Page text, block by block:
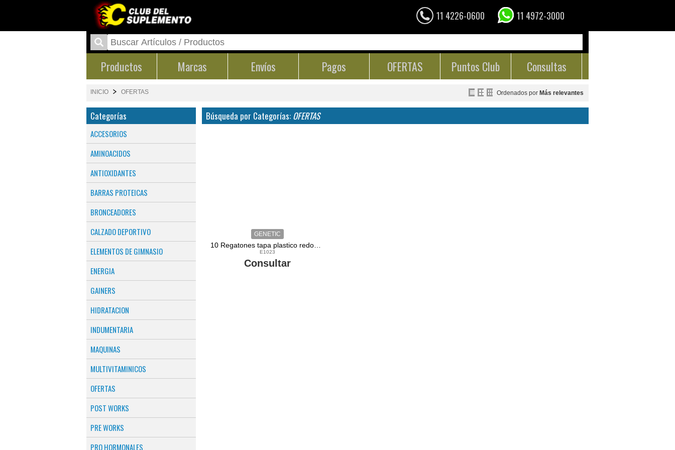
11 4226-0600 11 4972-3000
Productos Marcas Envíos Pagos OFERTAS Puntos Club Consultas
INICIO OFERTAS Ordenados por Más relevantes
Categorías
ACCESORIOS
AMINOACIDOS
ANTIOXIDANTES
BARRAS PROTEICAS
BRONCEADORES
CALZADO DEPORTIVO
ELEMENTOS DE GIMNASIO
ENERGIA
GAINERS
HIDRATACION
INDUMENTARIA
MAQUINAS
MULTIVITAMINICOS
OFERTAS
POST WORKS
PRE WORKS
PRO HORMONALES
Búsqueda por Categorías: OFERTAS
GENETIC
E1023
Consultar